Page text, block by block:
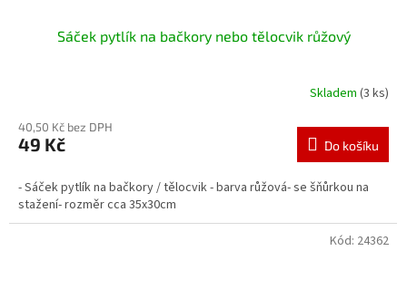
Sáček pytlík na bačkory nebo tělocvik růžový
Skladem (3 ks)
40,50 Kč bez DPH
49 Kč Do košíku
- Sáček pytlík na bačkory / tělocvik - barva růžová- se šňůrkou na
stažení- rozměr cca 35x30cm
Kód: 24362